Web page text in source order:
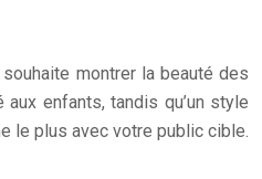
montrer la beauté des
enfants, tandis qu’un style
le plus avec votre public cible.